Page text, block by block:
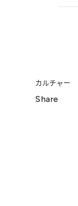
カルチャー
Share